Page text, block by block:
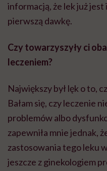
informacją, że lek już jest
pierwszą dawkę.
Czy towarzyszyły ci
leczeniem?
Największy był lęk o to,
Bałam się, czy leczenie
problemów albo
zapewniła mnie jednak,
zastosowania tego leku
jeszcze z ginekologiem